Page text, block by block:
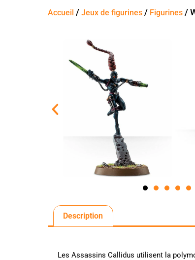
Accueil /Jeux de figurines / Figurines /
Description
Les Assassins Callidus utilisent la